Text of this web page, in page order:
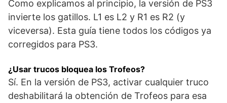
Como explicamos al principio, la versión de PS3
invierte los gatillos. L1 es L2 y R1 es R2 (y
viceversa). Esta guía tiene todos los códigos ya
corregidos para PS3.
¿Usar trucos bloquea los Trofeos?
Sí. En la versión de PS3, activar cualquier truco
deshabilitará la obtención de Trofeos para esa